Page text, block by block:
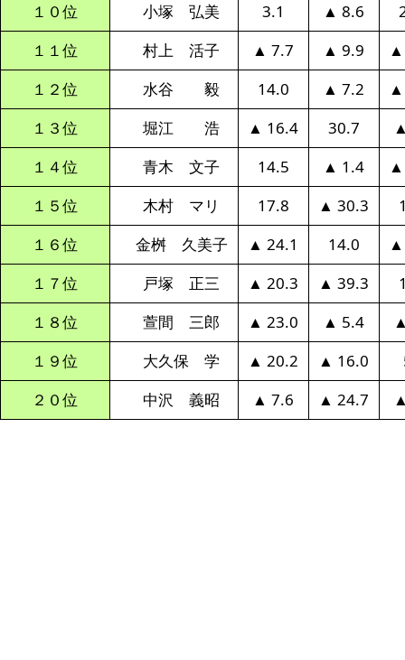
１０位
小塚 弘美 3.1 ▲ 8.6
１１位
村上 活子 ▲ 7.7 ▲ 9.9
▲
１２位
水谷 毅 14.0 ▲ 7.2
▲
１３位
堀江 浩 ▲ 16.4 30.7
１４位
青木 文子 14.5 ▲ 1.4
▲
１５位
木村 マリ 17.8 ▲ 30.3
１６位
金桝 久美子 ▲ 24.1 14.0
▲
１７位
戸塚 正三 ▲ 20.3 ▲ 39.3
１８位
萱間 三郎 ▲ 23.0 ▲ 5.4
１９位
大久保 学 ▲ 20.2 ▲ 16.0
２０位
中沢 義昭 ▲ 7.6 ▲ 24.7